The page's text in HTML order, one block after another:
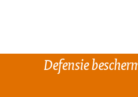
Defensie